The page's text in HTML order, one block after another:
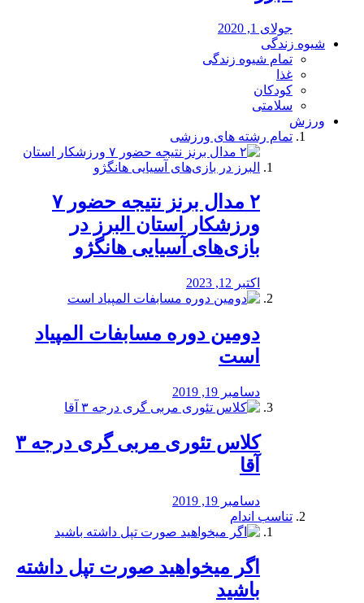
جولای 1, 2020
شیوه زندگی
تمام شیوه زندگی
غذا
کودکان
سلامتی
ورزش
تمام رشته های ورزشی
۲ مدال برنز نتیجه حضور ۷
ورزشکار استان البرز در
بازی‌های آسیایی هانگژو
اکتبر 12, 2023
دومین دوره مسابفات المپیاد
است
دسامبر 19, 2019
کلاس تئوری مربی گری درجه ۳
آقا
دسامبر 19, 2019
تناسب اندام
اگر میخواهید صورت تپل داشته
باشید